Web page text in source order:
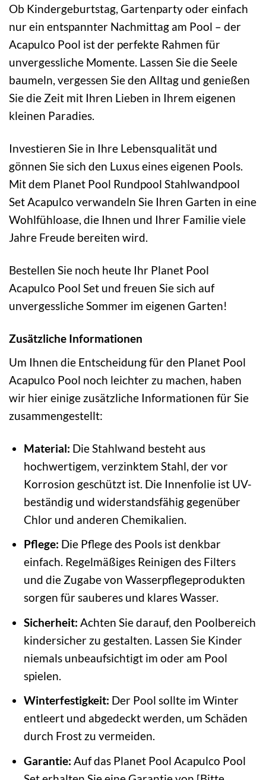
Ob Kindergeburtstag, Gartenparty oder einfach
nur ein entspannter Nachmittag am Pool – der
Acapulco Pool ist der perfekte Rahmen für
unvergessliche Momente. Lassen Sie die Seele
baumeln, vergessen Sie den Alltag und genießen
Sie die Zeit mit Ihren Lieben in Ihrem eigenen
kleinen Paradies.
Investieren Sie in Ihre Lebensqualität und
gönnen Sie sich den Luxus eines eigenen Pools.
Mit dem Planet Pool Rundpool Stahlwandpool
Set Acapulco verwandeln Sie Ihren Garten in eine
Wohlfühloase, die Ihnen und Ihrer Familie viele
Jahre Freude bereiten wird.
Bestellen Sie noch heute Ihr Planet Pool
Acapulco Pool Set und freuen Sie sich auf
unvergessliche Sommer im eigenen Garten!
Zusätzliche Informationen
Um Ihnen die Entscheidung für den Planet Pool
Acapulco Pool noch leichter zu machen, haben
wir hier einige zusätzliche Informationen für Sie
zusammengestellt:
Material: Die Stahlwand besteht aus
hochwertigem, verzinktem Stahl, der vor
Korrosion geschützt ist. Die Innenfolie ist UV-
beständig und widerstandsfähig gegenüber
Chlor und anderen Chemikalien.
Pflege: Die Pflege des Pools ist denkbar
einfach. Regelmäßiges Reinigen des Filters
und die Zugabe von Wasserpflegeprodukten
sorgen für sauberes und klares Wasser.
Sicherheit: Achten Sie darauf, den Poolbereich
kindersicher zu gestalten. Lassen Sie Kinder
niemals unbeaufsichtigt im oder am Pool
spielen.
Winterfestigkeit: Der Pool sollte im Winter
entleert und abgedeckt werden, um Schäden
durch Frost zu vermeiden.
Garantie: Auf das Planet Pool Acapulco Pool